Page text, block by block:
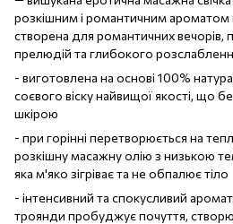
розкішним і романтичним
створена для романтичних вечорів,
прелюдій та глибокого
- виготовлена на основі 100%
соєвого віску найвищої якості, що
шкірою
- при горінні перетворюється на
розкішну масажну олію з низькою
яка м'яко зігріває та не обпалює тіло
- інтенсивний та спокусливий
троянди пробуджує почуття,